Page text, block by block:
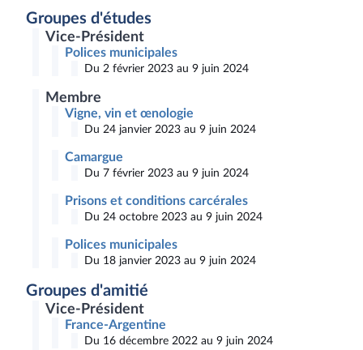
Groupes d'études
Vice-Président
Polices municipales
Du 2 février 2023 au 9 juin 2024
Membre
Vigne, vin et œnologie
Du 24 janvier 2023 au 9 juin 2024
Camargue
Du 7 février 2023 au 9 juin 2024
Prisons et conditions carcérales
Du 24 octobre 2023 au 9 juin 2024
Polices municipales
Du 18 janvier 2023 au 9 juin 2024
Groupes d'amitié
Vice-Président
France-Argentine
Du 16 décembre 2022 au 9 juin 2024